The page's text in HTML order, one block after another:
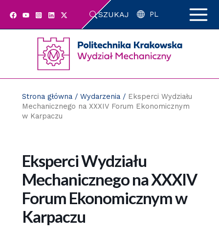
SZUKAJ PL
Strona główna/ Wydarzenia/ Eksperci Wydziału
Mechanicznego na XXXIV Forum Ekonomicznym
w Karpaczu
Eksperci Wydziału
Mechanicznego na XXXIV
Forum Ekonomicznym w
Karpaczu